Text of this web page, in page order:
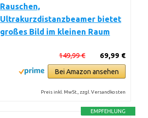
Rauschen,
Ultrakurzdistanzbeamer bietet
großes Bild im kleinen Raum
69,99 €
149,99 €
Bei Amazon ansehen
Preis inkl. MwSt., zzgl. Versandkosten
EMPFEHLUNG